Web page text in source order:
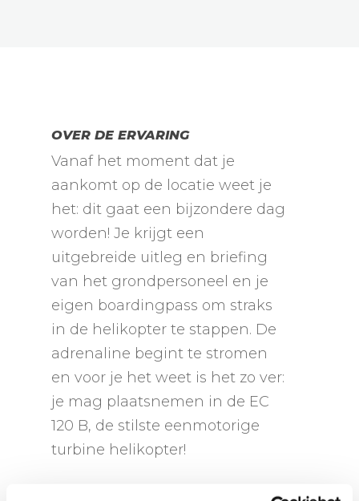
OVER DE ERVARING
Vanaf het moment dat je
aankomt op de locatie weet je
het: dit gaat een bijzondere dag
worden! Je krijgt een
uitgebreide uitleg en briefing
van het grondpersoneel en je
eigen boardingpass om straks
in de helikopter te stappen. De
adrenaline begint te stromen
en voor je het weet is het zo ver:
je mag plaatsnemen in de EC
120 B, de stilste eenmotorige
turbine helikopter!